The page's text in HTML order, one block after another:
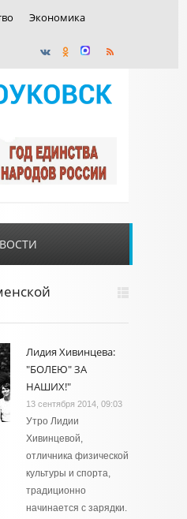
Экономика
Лидия Хивинцева:
"БОЛЕЮ" ЗА
НАШИХ!"
13 сентября 2014, 09:03
Утро Лидии
Хивинцевой,
отличника физической
культуры и спорта,
традиционно
начинается с зарядки.